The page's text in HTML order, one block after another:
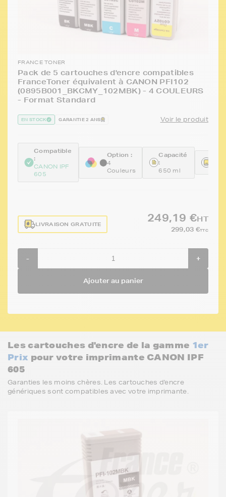
FRANCE TONER
Pack de 5 cartouches d'encre compatibles
FranceToner équivalent à CANON PFI102
(0895B001_BKCMY_102MBK) - 4 COULEURS
- Format Standard
EN STOCK GARANTIE 2 ANS Voir le produit
Compatible
:
CANON IPF
605
Option :
4
Couleurs
Capacité
:
650 ml
LIVRAISON GRATUITE
249,19 €HT
299,03 €TTC
- +
Ajouter au panier
Les cartouches d'encre de la gamme 1er
Prix pour votre imprimante CANON IPF
605
Garanties les moins chères. Les cartouches d'encre
génériques sont compatibles avec votre imprimante.